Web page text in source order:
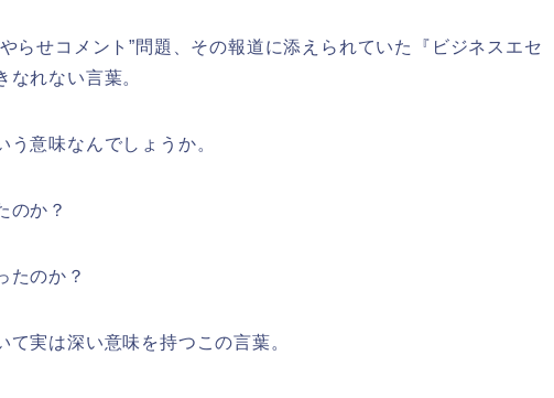
らせコメント”問題、その報道に添えられていた『ビジネスエセ
れない言葉。
意味なんでしょうか。
のか？
たのか？
実は深い意味を持つこの言葉。